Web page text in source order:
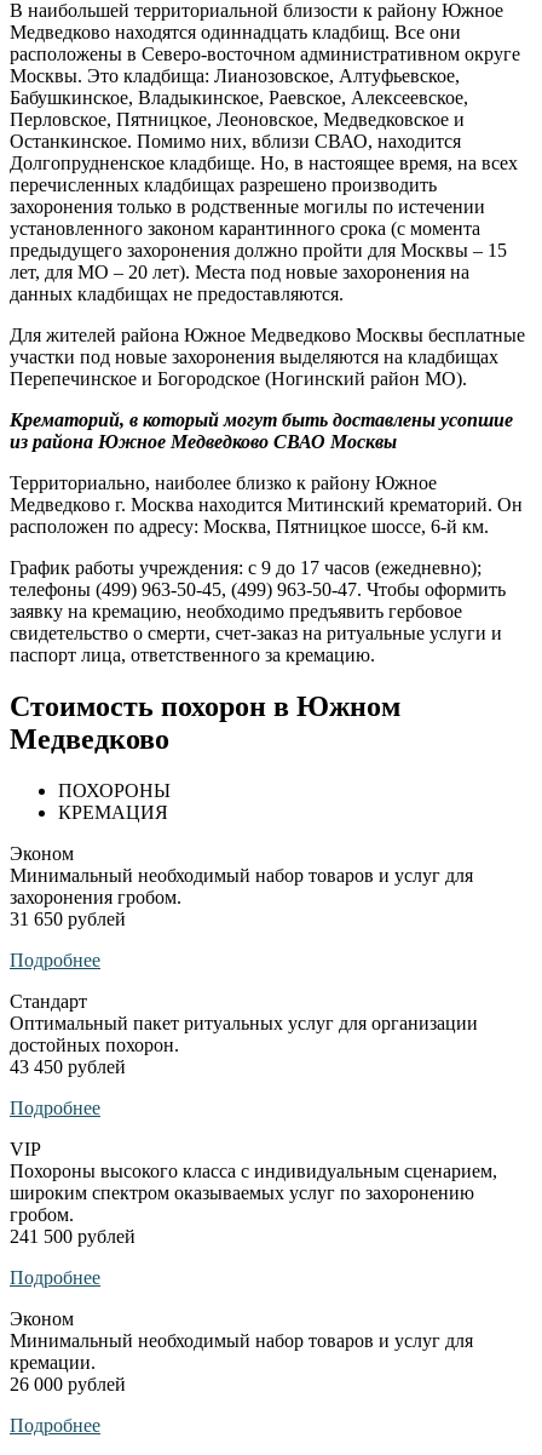
В наибольшей территориальной близости к району Южное
Медведково находятся одиннадцать кладбищ. Все они
расположены в Северо-восточном административном округе
Москвы. Это кладбища: Лианозовское, Алтуфьевское,
Бабушкинское, Владыкинское, Раевское, Алексеевское,
Перловское, Пятницкое, Леоновское, Медведковское и
Останкинское. Помимо них, вблизи СВАО, находится
Долгопрудненское кладбище. Но, в настоящее время, на всех
перечисленных кладбищах разрешено производить
захоронения только в родственные могилы по истечении
установленного законом карантинного срока (с момента
предыдущего захоронения должно пройти для Москвы – 15
лет, для МО – 20 лет). Места под новые захоронения на
данных кладбищах не предоставляются.
Для жителей района Южное Медведково Москвы бесплатные
участки под новые захоронения выделяются на кладбищах
Перепечинское и Богородское (Ногинский район МО).
Крематорий, в который могут быть доставлены усопшие
из района Южное Медведково СВАО Москвы
Территориально, наиболее близко к району Южное
Медведково г. Москва находится Митинский крематорий. Он
расположен по адресу: Москва, Пятницкое шоссе, 6-й км.
График работы учреждения: с 9 до 17 часов (ежедневно);
телефоны (499) 963‑50-45, (499) 963‑50-47. Чтобы оформить
заявку на кремацию, необходимо предъявить гербовое
свидетельство о смерти, счет-заказ на ритуальные услуги и
паспорт лица, ответственного за кремацию.
Стоимость похорон в Южном
Медведково
ПОХОРОНЫ
КРЕМАЦИЯ
Эконом
Минимальный необходимый набор товаров и услуг для
захоронения гробом.
31 650 рублей
Подробнее
Стандарт
Оптимальный пакет ритуальных услуг для организации
достойных похорон.
43 450 рублей
Подробнее
VIP
Похороны высокого класса с индивидуальным сценарием,
широким спектром оказываемых услуг по захоронению
гробом.
241 500 рублей
Подробнее
Эконом
Минимальный необходимый набор товаров и услуг для
кремации.
26 000 рублей
Подробнее